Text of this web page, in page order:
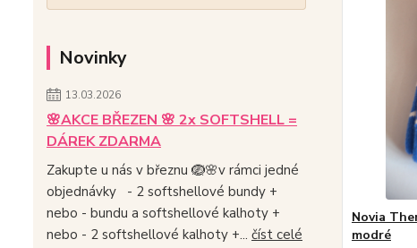
Novinky
13.03.2026
🌸AKCE BŘEZEN 🌸 2x SOFTSHELL =
DÁREK ZDARMA
Zakupte u nás v březnu 🪺🌸v rámci jedné
objednávky - 2 softshellové bundy +
nebo - bundu a softshellové kalhoty +
nebo - 2 softshellové kalhoty +... číst celé
Novia
modré